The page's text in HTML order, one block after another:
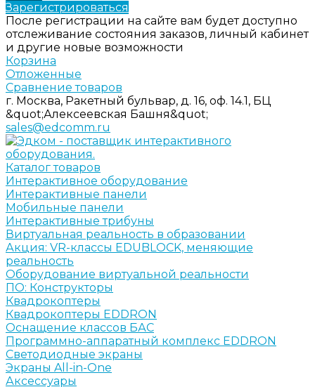
Зарегистрироваться
После регистрации на сайте вам будет доступно
отслеживание состояния заказов, личный кабинет
и другие новые возможности
Корзина
Отложенные
Сравнение товаров
г. Москва, Ракетный бульвар, д. 16, оф. 14.1, БЦ
&quot;Алексеевская Башня&quot;
sales@edcomm.ru
Каталог товаров
Интерактивное оборудование
Интерактивные панели
Мобильные панели
Интерактивные трибуны
Виртуальная реальность в образовании
Акция: VR-классы EDUBLOCK, меняющие
реальность
Оборудование виртуальной реальности
ПО: Конструкторы
Квадрокоптеры
Квадрокоптеры EDDRON
Оснащение классов БАС
Программно-аппаратный комплекс EDDRON
Светодиодные экраны
Экраны All-in-One
Аксессуары